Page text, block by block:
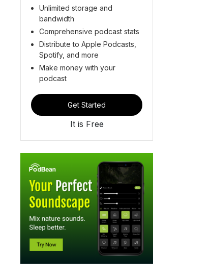
Unlimited storage and
bandwidth
Comprehensive podcast stats
Distribute to Apple Podcasts,
Spotify, and more
Make money with your
podcast
Get Started
It is Free